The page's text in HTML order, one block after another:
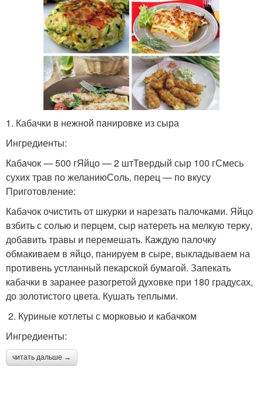
1. Кабачки в нежной панировке из сыра
Ингредиенты:
Кабачок — 500 гЯйцо — 2 штТвердый сыр 100 гСмесь
сухих трав по желаниюСоль, перец — по вкусу
Приготовление:
Кабачок очистить от шкурки и нарезать палочками. Яйцо
взбить с солью и перцем, сыр натереть на мелкую терку,
добавить травы и перемешать. Каждую палочку
обмакиваем в яйцо, панируем в сыре, выкладываем на
противень устланный пекарской бумагой. Запекать
кабачки в заранее разогретой духовке при 180 градусах,
до золотистого цвета. Кушать теплыми.
2. Куриные котлеты с морковью и кабачком
Ингредиенты:
читать дальше →